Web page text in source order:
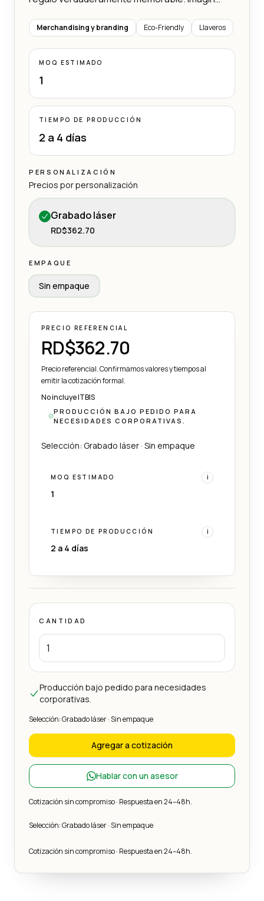
Merchandising y branding Eco-Friendly Llaveros
MOQ ESTIMADO
1
TIEMPO DE PRODUCCIÓN
2 a 4 días
PERSONALIZACIÓN
Precios por personalización
Grabado láser
RD$362.70
EMPAQUE
Sin empaque
PRECIO REFERENCIAL
RD$362.70
Precio referencial. Confirmamos valores y tiempos al
emitir la cotización formal.
No incluye ITBIS
PRODUCCIÓN BAJO PEDIDO PARA
NECESIDADES CORPORATIVAS.
Selección: Grabado láser · Sin empaque
MOQ ESTIMADO i
1
TIEMPO DE PRODUCCIÓN i
2 a 4 días
CANTIDAD
Producción bajo pedido para necesidades
corporativas.
Selección: Grabado láser · Sin empaque
Agregar a cotización
Hablar con un asesor
Cotización sin compromiso · Respuesta en 24–48h.
Selección: Grabado láser · Sin empaque
Cotización sin compromiso · Respuesta en 24–48h.